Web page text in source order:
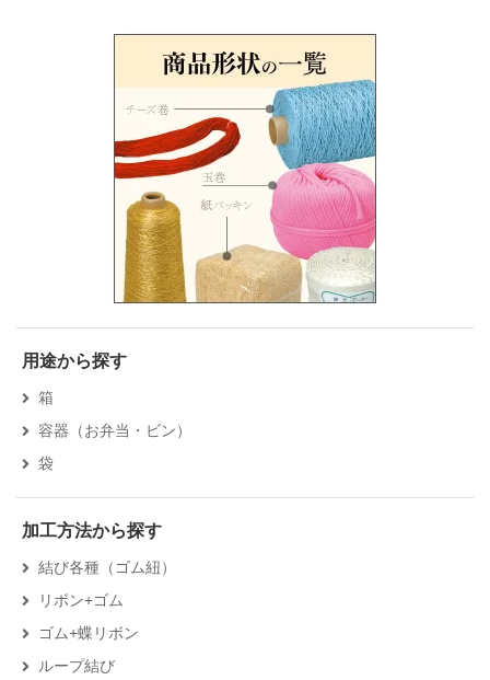
用途から探す
箱
容器（お弁当・ビン）
袋
加工方法から探す
結び各種（ゴム紐）
リボン+ゴム
ゴム+蝶リボン
ループ結び